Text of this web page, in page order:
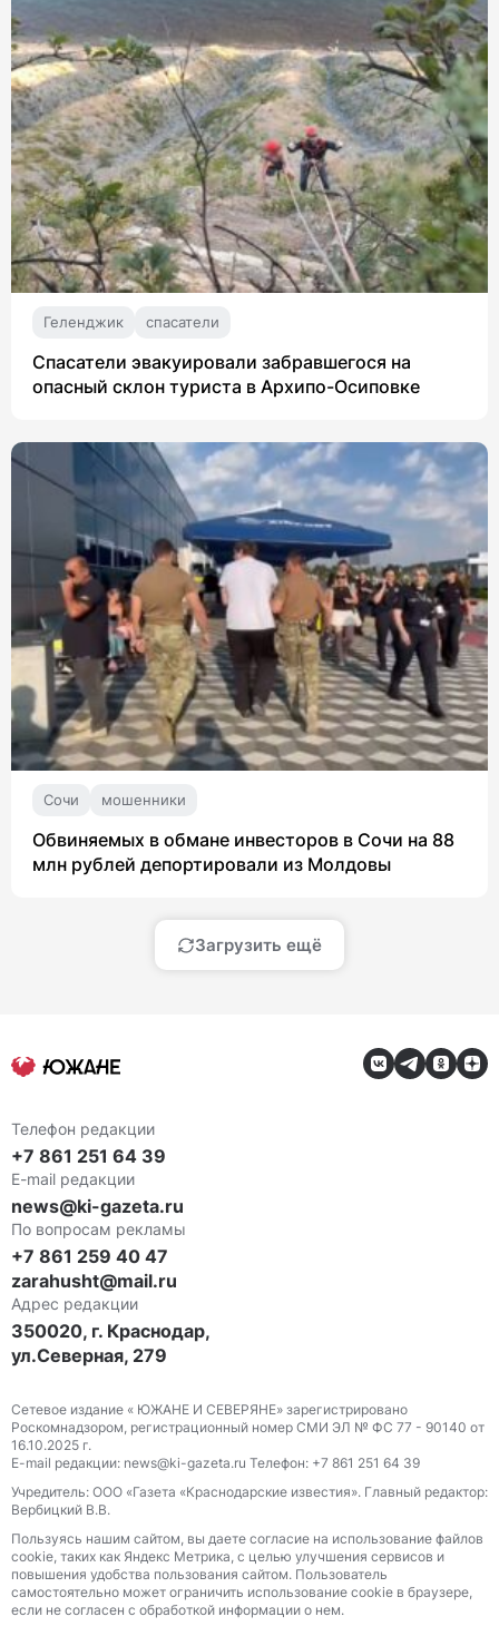
Геленджик спасатели
Спасатели эвакуировали забравшегося на
опасный склон туриста в Архипо-Осиповке
Сочи мошенники
Обвиняемых в обмане инвесторов в Сочи на 88
млн рублей депортировали из Молдовы
Загрузить ещё
Телефон редакции
+7 861 251 64 39
E-mail редакции
news@ki-gazeta.ru
По вопросам рекламы
+7 861 259 40 47
zarahusht@mail.ru
Адрес редакции
350020, г. Краснодар,
ул.Северная, 279
Сетевое издание « ЮЖАНЕ И СЕВЕРЯНЕ» зарегистрировано
Роскомнадзором, регистрационный номер СМИ ЭЛ № ФС 77 - 90140 от
16.10.2025 г.
E-mail редакции: news@ki-gazeta.ru Телефон: +7 861 251 64 39
Учредитель: ООО «Газета «Краснодарские известия». Главный редактор:
Вербицкий В.В.
Пользуясь нашим сайтом, вы даете согласие на использование файлов
сооkіе, таких как Яндекс Метрика, с целью улучшения сервисов и
повышения удобства пользования сайтом. Пользователь
самостоятельно может ограничить использование сооkіе в браузере,
если не согласен с обработкой информации о нем.